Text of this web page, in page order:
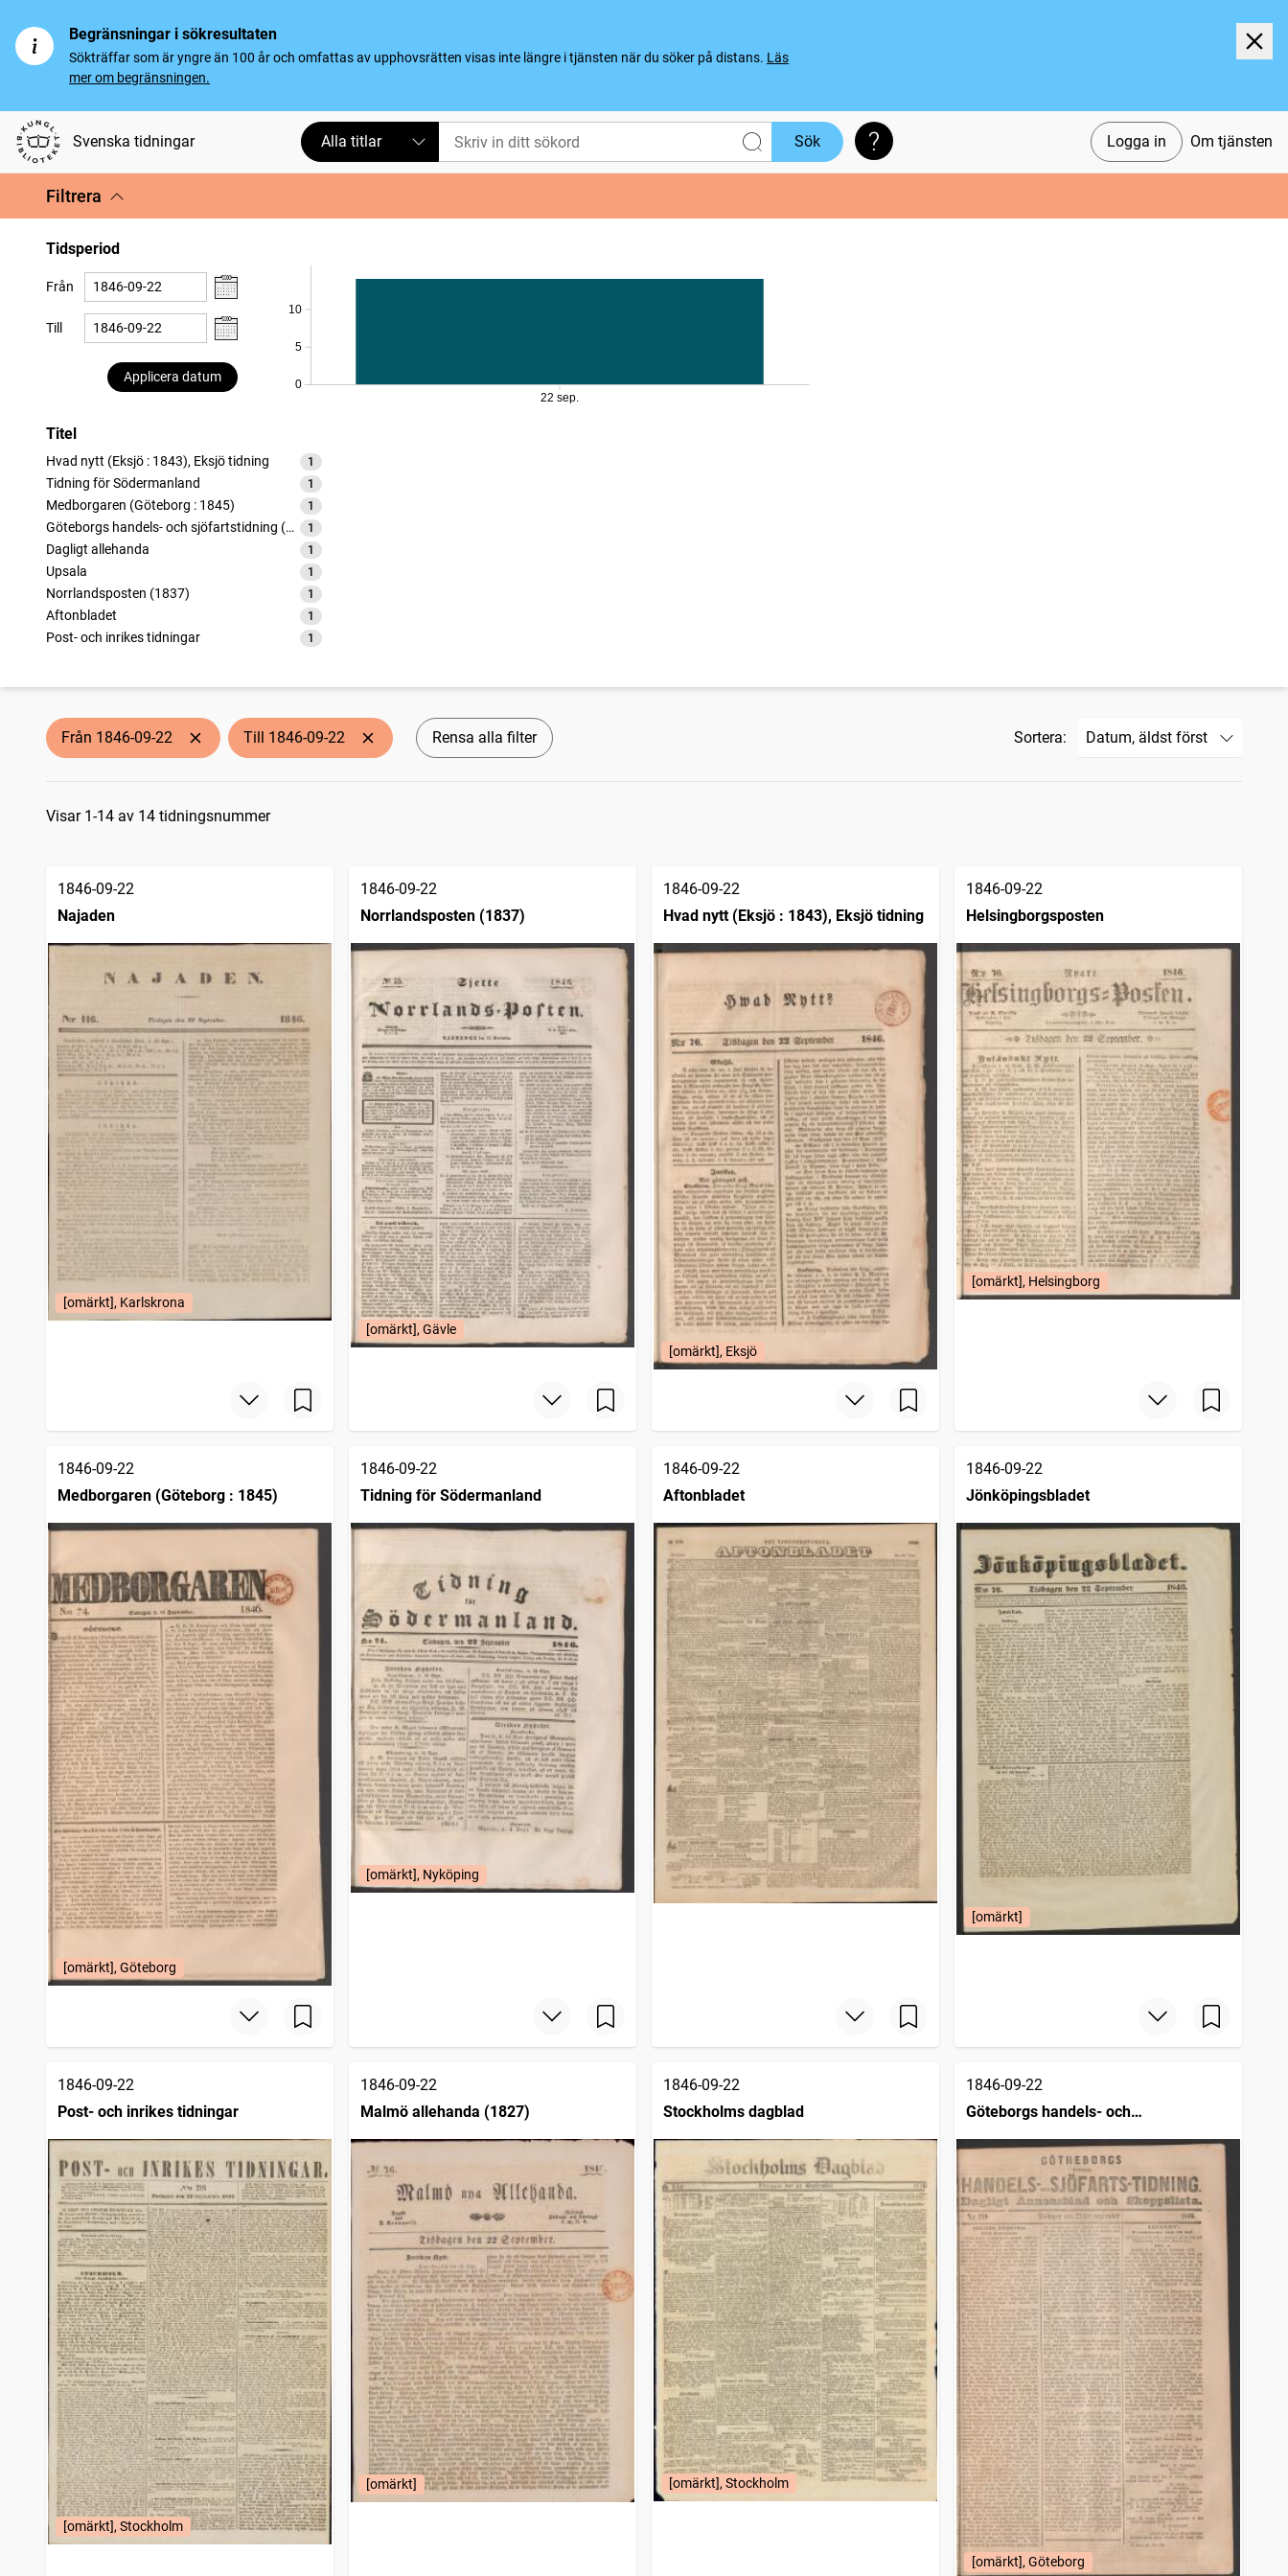
Begränsningar i sökresultaten
Sökträffar som är yngre än 100 år och omfattas av upphovsrätten visas inte längre i tjänsten när du söker på distans. Läs
mer om begränsningen.
Svenska tidningar Logga in Om tjänsten
Alla titlar Sök Söktips
Filtrera
Tidsperiod
Från
Till
Applicera datum
0
5
10
22 sep.
Titel
Hvad nytt (Eksjö : 1843), Eksjö tidning 1
träffar
Tidning för Södermanland
1
träffar
Medborgaren (Göteborg : 1845)
1
träffar
Göteborgs handels- och sjöfartstidning (1832)
1
träffar
Dagligt allehanda
1
träffar
Upsala
1
träffar
Norrlandsposten (1837)
1
träffar
Aftonbladet
1
träffar
Post- och inrikes tidningar
1
träffar
träffar
Najaden
träffar
Jönköpingsbladet
träffar
Från 1846-09-22 Till 1846-09-22 Rensa alla filter Sortera:
Sökresultat
Visar 1-14 av 14 tidningsnummer
1846-09-22
Najaden
[omärkt], Karlskrona
1846-09-22
Norrlandsposten (1837)
[omärkt], Gävle
1846-09-22
Hvad nytt (Eksjö : 1843), Eksjö tidning
[omärkt], Eksjö
1846-09-22
Helsingborgsposten
[omärkt], Helsingborg
1846-09-22
Medborgaren (Göteborg : 1845)
[omärkt], Göteborg
1846-09-22
Tidning för Södermanland
[omärkt], Nyköping
1846-09-22
Aftonbladet
1846-09-22
Jönköpingsbladet
[omärkt]
1846-09-22
Post- och inrikes tidningar
[omärkt], Stockholm
1846-09-22
Malmö allehanda (1827)
[omärkt]
1846-09-22
Stockholms dagblad
[omärkt], Stockholm
1846-09-22
Göteborgs handels- och
sjöfartstidning (1832)
[omärkt], Göteborg